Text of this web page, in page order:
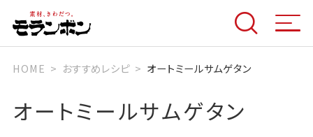
HOME おすすめレシピ オートミールサムゲタン
オートミールサムゲタン